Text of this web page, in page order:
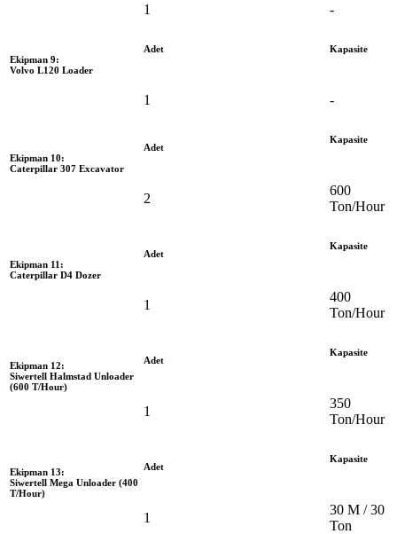
1 -
Ekipman 9:
Volvo L120 Loader
Adet
1
Kapasite
-
Ekipman 10:
Caterpillar 307 Excavator
Adet
2
Kapasite
600
Ton/Hour
Ekipman 11:
Caterpillar D4 Dozer
Adet
1
Kapasite
400
Ton/Hour
Ekipman 12:
Siwertell Halmstad Unloader
(600 T/Hour)
Adet
1
Kapasite
350
Ton/Hour
Ekipman 13:
Siwertell Mega Unloader (400
T/Hour)
Adet
1
Kapasite
30 M / 30
Ton